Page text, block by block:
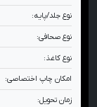
نوع جلد/پایه:
نوع صحافی:
نوع کاغذ:
امکان چاپ اختصاصی:
زمان تحویل: